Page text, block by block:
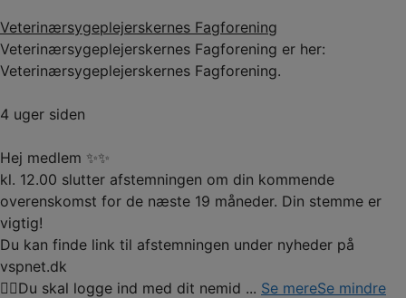
Veterinærsygeplejerskernes Fagforening
Veterinærsygeplejerskernes Fagforening er her:
Veterinærsygeplejerskernes Fagforening.
4 uger siden
Hej medlem ✨✨
kl. 12.00 slutter afstemningen om din kommende
overenskomst for de næste 19 måneder. Din stemme er
vigtig!
Du kan finde link til afstemningen under nyheder på
vspnet.dk
☝🏼Du skal logge ind med dit nemid ... Se mereSe mindre